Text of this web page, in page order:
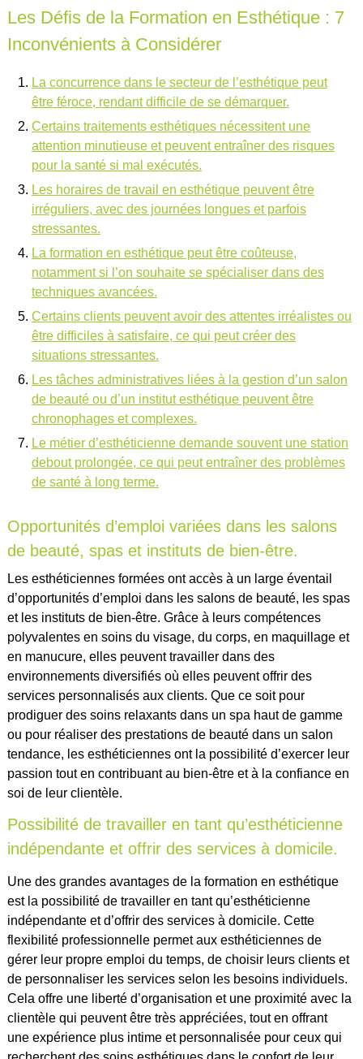
Les Défis de la Formation en Esthétique : 7
Inconvénients à Considérer
La concurrence dans le secteur de l’esthétique peut
être féroce, rendant difficile de se démarquer.
Certains traitements esthétiques nécessitent une
attention minutieuse et peuvent entraîner des risques
pour la santé si mal exécutés.
Les horaires de travail en esthétique peuvent être
irréguliers, avec des journées longues et parfois
stressantes.
La formation en esthétique peut être coûteuse,
notamment si l’on souhaite se spécialiser dans des
techniques avancées.
Certains clients peuvent avoir des attentes irréalistes ou
être difficiles à satisfaire, ce qui peut créer des
situations stressantes.
Les tâches administratives liées à la gestion d’un salon
de beauté ou d’un institut esthétique peuvent être
chronophages et complexes.
Le métier d’esthéticienne demande souvent une station
debout prolongée, ce qui peut entraîner des problèmes
de santé à long terme.
Opportunités d’emploi variées dans les salons
de beauté, spas et instituts de bien-être.
Les esthéticiennes formées ont accès à un large éventail
d’opportunités d’emploi dans les salons de beauté, les spas
et les instituts de bien-être. Grâce à leurs compétences
polyvalentes en soins du visage, du corps, en maquillage et
en manucure, elles peuvent travailler dans des
environnements diversifiés où elles peuvent offrir des
services personnalisés aux clients. Que ce soit pour
prodiguer des soins relaxants dans un spa haut de gamme
ou pour réaliser des prestations de beauté dans un salon
tendance, les esthéticiennes ont la possibilité d’exercer leur
passion tout en contribuant au bien-être et à la confiance en
soi de leur clientèle.
Possibilité de travailler en tant qu’esthéticienne
indépendante et offrir des services à domicile.
Une des grandes avantages de la formation en esthétique
est la possibilité de travailler en tant qu’esthéticienne
indépendante et d’offrir des services à domicile. Cette
flexibilité professionnelle permet aux esthéticiennes de
gérer leur propre emploi du temps, de choisir leurs clients et
de personnaliser les services selon les besoins individuels.
Cela offre une liberté d’organisation et une proximité avec la
clientèle qui peuvent être très appréciées, tout en offrant
une expérience plus intime et personnalisée pour ceux qui